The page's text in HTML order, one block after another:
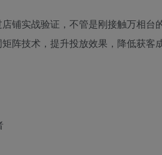
铺实战验证，不管是刚接触万相台
阵技术，提升投放效果，降低获客